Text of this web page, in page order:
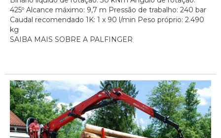
425º Alcance máximo: 9,7 m Pressão de trabalho: 240 bar
Caudal recomendado 1K: 1 x 90 l/min Peso próprio: 2.490
kg
SAIBA MAIS SOBRE A PALFINGER